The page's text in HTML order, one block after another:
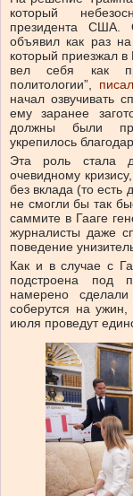
который
президента
объявил как раз
который приезжал в
вел себя как
политологии”,
начал озвучивать
ему заранее
должны были
укрепилось
Эта роль стала
очевидному
без вклада (то есть
не смогли бы так
саммите в Гааге
журналисты даже
поведение
Как и в случае с
подстроена под
намерено
соберутся на
июля проведут